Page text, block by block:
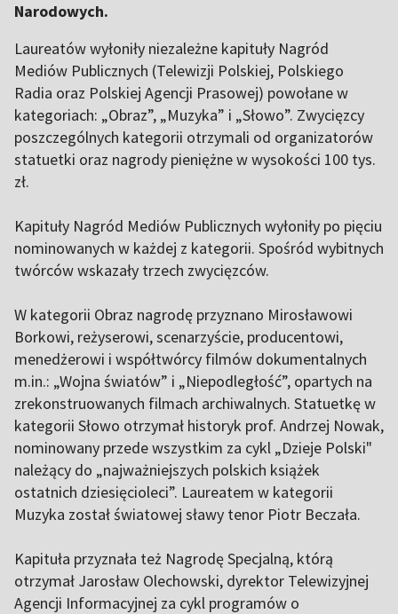
Narodowych.
Laureatów wyłoniły niezależne kapituły Nagród
Mediów Publicznych (Telewizji Polskiej, Polskiego
Radia oraz Polskiej Agencji Prasowej) powołane w
kategoriach: „Obraz”, „Muzyka” i „Słowo”. Zwycięzcy
poszczególnych kategorii otrzymali od organizatorów
statuetki oraz nagrody pieniężne w wysokości 100 tys.
zł.
Kapituły Nagród Mediów Publicznych wyłoniły po pięciu
nominowanych w każdej z kategorii. Spośród wybitnych
twórców wskazały trzech zwycięzców.
W kategorii Obraz nagrodę przyznano Mirosławowi
Borkowi, reżyserowi, scenarzyście, producentowi,
menedżerowi i współtwórcy filmów dokumentalnych
m.in.: „Wojna światów” i „Niepodległość”, opartych na
zrekonstruowanych filmach archiwalnych. Statuetkę w
kategorii Słowo otrzymał historyk prof. Andrzej Nowak,
nominowany przede wszystkim za cykl „Dzieje Polski"
należący do „najważniejszych polskich książek
ostatnich dziesięcioleci”. Laureatem w kategorii
Muzyka został światowej sławy tenor Piotr Beczała.
Kapituła przyznała też Nagrodę Specjalną, którą
otrzymał Jarosław Olechowski, dyrektor Telewizyjnej
Agencji Informacyjnej za cykl programów o